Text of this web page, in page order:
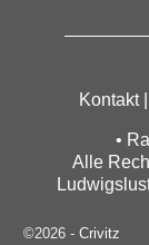
Kontakt|
•
Alle
©2026 - Crivitz